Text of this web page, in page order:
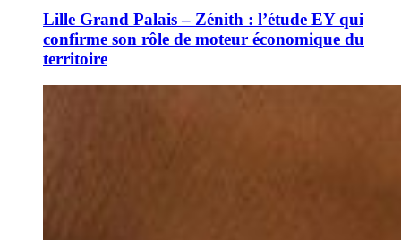
Lille Grand Palais – Zénith : l’étude EY qui
confirme son rôle de moteur économique du
territoire